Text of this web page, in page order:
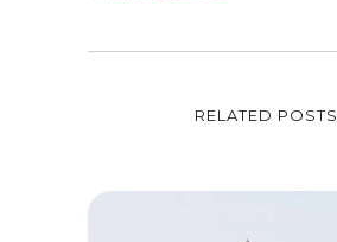
RELATED POSTS